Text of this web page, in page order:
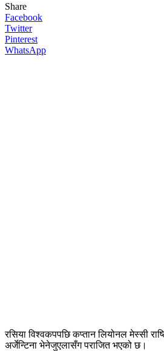
Share
Facebook
Twitter
Pinterest
WhatsApp
रसिया विश्वकपपछि कप्तान लियोनल मेस्सी
अर्जेन्टिना भेनेजुएलासँग पराजित भएको छ।